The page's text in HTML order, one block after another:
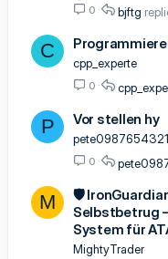
0 bjftg
C
cpp_experte
0
P Vor stellen hy
pete0987654321
0
M
🛡️
Selbstbetrug
System für
MightyTrader